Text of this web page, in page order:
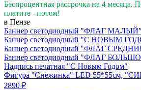
Беспроцентная рассрочка на 4 месяца.
платите - потом!
в Пензе
Баннер светодиодный "ФЛАГ МАЛЫЙ"
Баннер светодиодный "С НОВЫМ
Баннер светодиодный "ФЛАГ
Баннер светодиодный "ФЛАГ
Надпись печатная "С Новым Годом"
Фигура "Снежинка" LED 55*55см,
2890 ₽